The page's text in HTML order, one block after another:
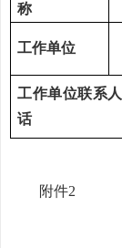
称
工作单位
工作单位联系人
话
附件2